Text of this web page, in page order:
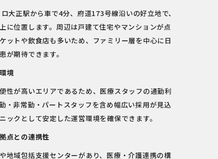
大正駅から車で4分、府道173号線沿いの好立地で、
に位置します。周辺は戸建て住宅やマンションが点
ットや飲食店も多いため、ファミリー層を中心に日
が期待できます。
境
性が高いエリアであるため、医療スタッフの通勤利
・非常勤・パートスタッフを含め幅広い採用が見込
ックとして安定した運営環境を確保できます。
点との連携性
地域包括支援センターがあり、医療・介護連携の構